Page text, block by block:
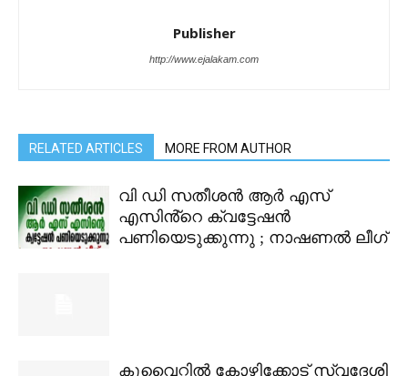
Publisher
http://www.ejalakam.com
RELATED ARTICLES MORE FROM AUTHOR
വി ഡി സതീശൻ ആർ എസ്
എസിൻ്റെ ക്വട്ടേഷൻ
പണിയെടുക്കുന്നു ; നാഷണൽ ലീഗ്
കുവൈറ്റിൽ കോഴിക്കോട് സ്വദേശി